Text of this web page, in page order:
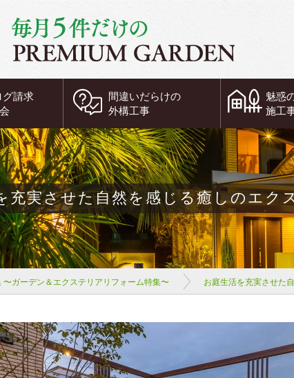
グ請求
間違いだらけの
外構工事
魅惑
施工
充実させた自然を感じる癒しのエク
〜ガーデン＆エクステリアリフォーム特集〜 お庭生活を充実させた